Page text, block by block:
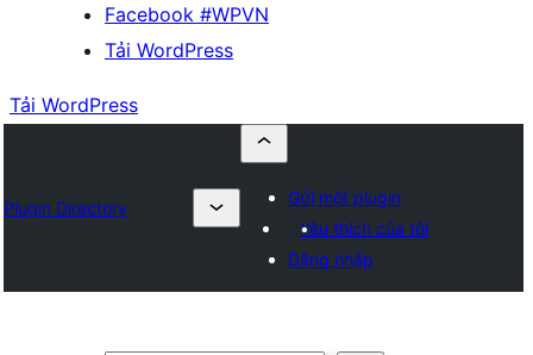
Facebook #WPVN
Tải WordPress
Tải WordPress
Plugin Directory
Gửi một plugin
Yêu thích của tôi
Đăng nhập